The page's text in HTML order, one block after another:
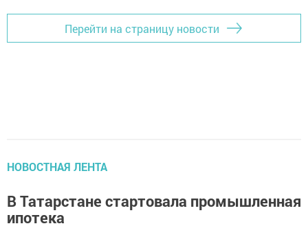
Перейти на страницу новости
НОВОСТНАЯ ЛЕНТА
В Татарстане стартовала промышленная
ипотека